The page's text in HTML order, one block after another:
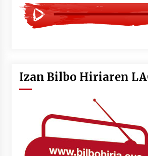
Izan Bilbo Hiriaren